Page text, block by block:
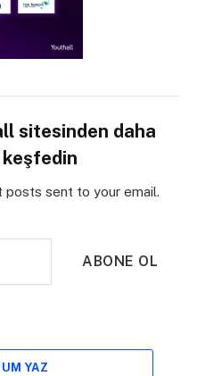
sitesinden daha
sent to your email.
ABONE OL
YAZ